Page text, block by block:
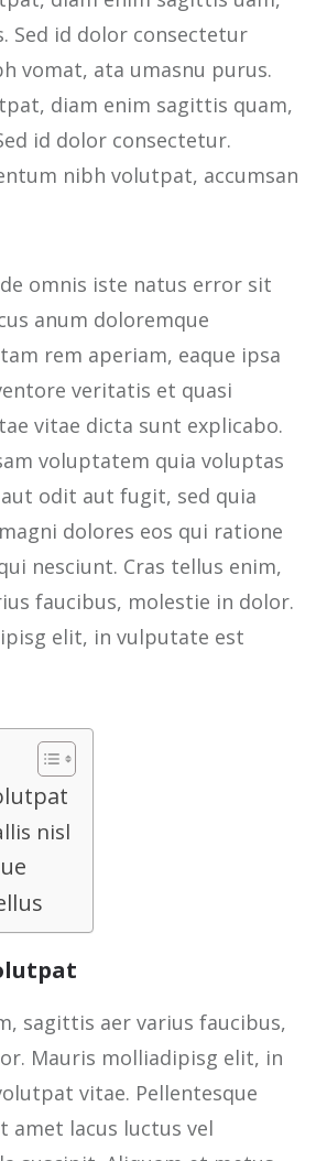
Sed id dolor consectetur
vomat, ata umasnu purus.
diam enim sagittis quam,
id dolor consectetur.
nibh volutpat, accumsan
omnis iste natus error sit
anum doloremque
rem aperiam, eaque ipsa
veritatis et quasi
vitae dicta sunt explicabo.
voluptatem quia voluptas
odit aut fugit, sed quia
dolores eos qui ratione
nesciunt. Cras tellus enim,
faucibus, molestie in dolor.
elit, in vulputate est
nisl
sagittis aer varius faucibus,
Mauris molliadipisg elit, in
vitae. Pellentesque
amet lacus luctus vel